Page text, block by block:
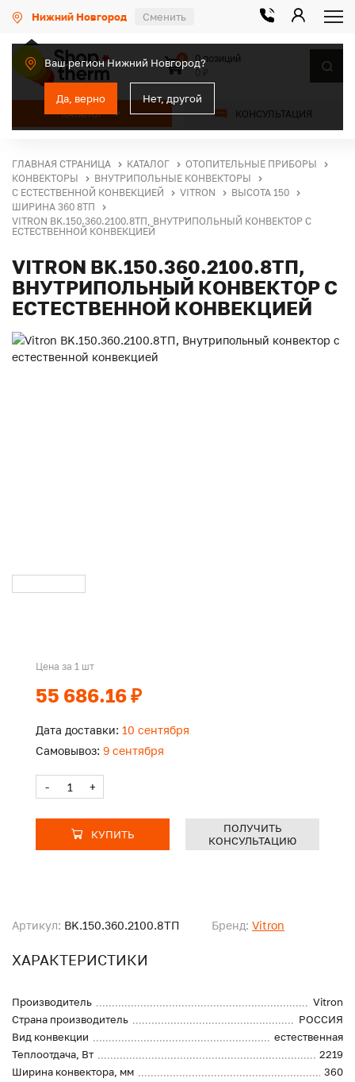
Нижний Новгород Сменить
Ваш регион Нижний Новгород?
Да, верно Нет, другой
КАТАЛОГ КОНСУЛЬТАЦИЯ
0
0 позиций
ГЛАВНАЯ СТРАНИЦА КАТАЛОГ
ОТОПИТЕЛЬНЫЕ ПРИБОРЫ
КОНВЕКТОРЫ
ВНУТРИПОЛЬНЫЕ КОНВЕКТОРЫ
С ЕСТЕСТВЕННОЙ КОНВЕКЦИЕЙ
VITRON
ВЫСОТА 150
ШИРИНА 360 8ТП
VITRON BK.150.360.2100.8ТП, ВНУТРИПОЛЬНЫЙ КОНВЕКТОР С
ЕСТЕСТВЕННОЙ КОНВЕКЦИЕЙ
VITRON BK.150.360.2100.8ТП,
ВНУТРИПОЛЬНЫЙ КОНВЕКТОР С
ЕСТЕСТВЕННОЙ КОНВЕКЦИЕЙ
Артикул: BK.150.360.2100.8ТП Бренд: Vitron
ХАРАКТЕРИСТИКИ
Производитель
Vitron
Страна производитель
РОССИЯ
Вид конвекции
естественная
Теплоотдача, Вт
2219
Ширина конвектора, мм
360
Цена за 1 шт
55 686.16 ₽
Дата доставки: 10 сентября
Самовывоз: 9 сентября
- +
КУПИТЬ
ПОЛУЧИТЬ
КОНСУЛЬТАЦИЮ